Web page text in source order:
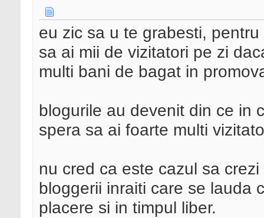
eu zic sa u te grabesti,
sa ai mii de vizitatori pe zi
multi bani de bagat in
blogurile au devenit din ce in
spera sa ai foarte multi
nu cred ca este cazul sa
bloggerii inraiti care se lauda
placere si in timpul liber.